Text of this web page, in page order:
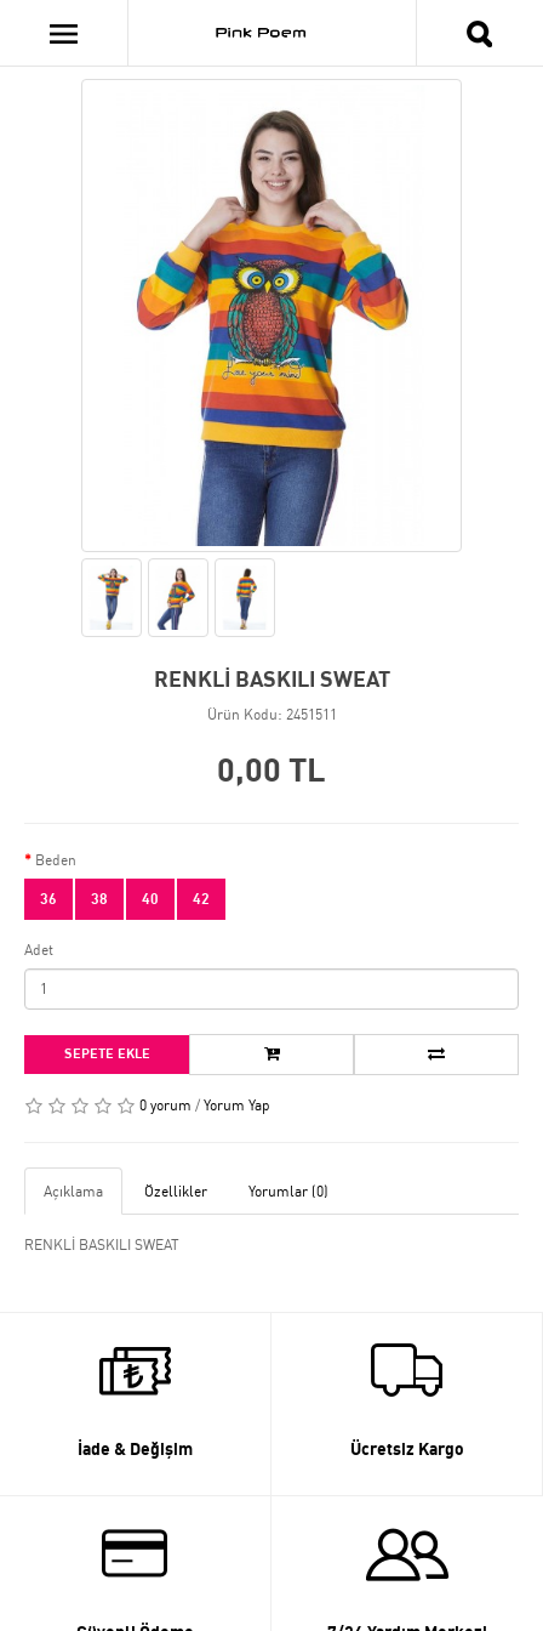
RENKLİ BASKILI SWEAT
Ürün Kodu: 2451511
0,00 TL
Beden
36 38 40 42
Adet
SEPETE EKLE
0 yorum / Yorum Yap
Açıklama Özellikler Yorumlar (0)
RENKLİ BASKILI SWEAT
İade & Değişim Ücretsiz Kargo